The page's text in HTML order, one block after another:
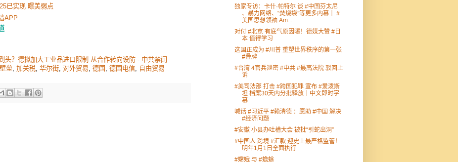
已实现 曝美弱点
APP
头？德拟加大工业品进口限制 从合作转向设防 - 中共禁闻
垒 加关税 华尔街 对外贸易 德国 德国电信 自由贸易
独家专访：卡什·帕特尔 谈 #中国芬太尼
、暴力网络、“焚烧袋”等更多内幕｜ #
美国思想领袖 Am...
对付 #北京 有底气原因曝！德媒大赞 #日
本 值得学习
这国正成为 #川普 重塑世界秩序的第一张
#骨牌
#台湾 4官兵泄密 #中共 #最高法院 驳回上
诉
#美司法部 打击 #跨国犯罪 宣布 #爱泼斯
坦 档案30天内分批释放｜中文即时字
幕
喊话 #习近平 #赖清德 ：愿助 #中国 解决
#经济问题
#安徽 小县办吐槽大会 被批“引蛇出洞”
#中国人 跨境 #汇款 迎史上最严格监管！
明年1月1日全面执行
#嫦娥 与 #蟾蜍